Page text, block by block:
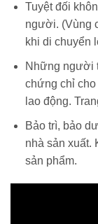
Tuyệt đối
người. (Vùng
khi di chuyển
Những người
chứng chỉ
lao động.
Bảo trì, bảo
nhà sản xuất.
sản phẩm.